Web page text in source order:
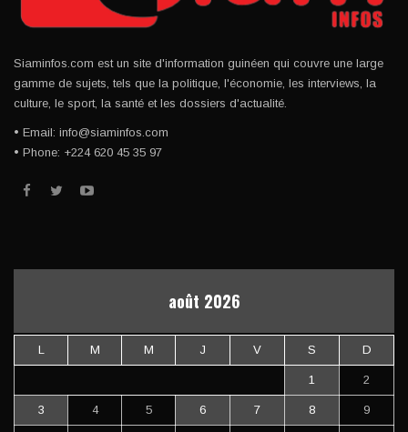
Siaminfos.com est un site d'information guinéen qui couvre une large
gamme de sujets, tels que la politique, l'économie, les interviews, la
culture, le sport, la santé et les dossiers d'actualité.
• Email: info@siaminfos.com
• Phone: +224 620 45 35 97
août 2026
L M M J V S D
1 2
3 4 5 6 7 8 9